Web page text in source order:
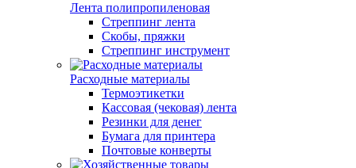
Лента полипропиленовая
Стреппинг лента
Скобы, пряжки
Стреппинг инструмент
Расходные материалы
Термоэтикетки
Кассовая (чековая) лента
Резинки для денег
Бумага для принтера
Почтовые конверты